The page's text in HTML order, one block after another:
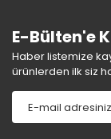
E-Bülten'e
Haber listemize
ürünlerden ilk siz